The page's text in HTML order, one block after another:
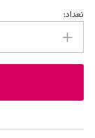
باتری
سمعک
اکو
بسته
تعداد: